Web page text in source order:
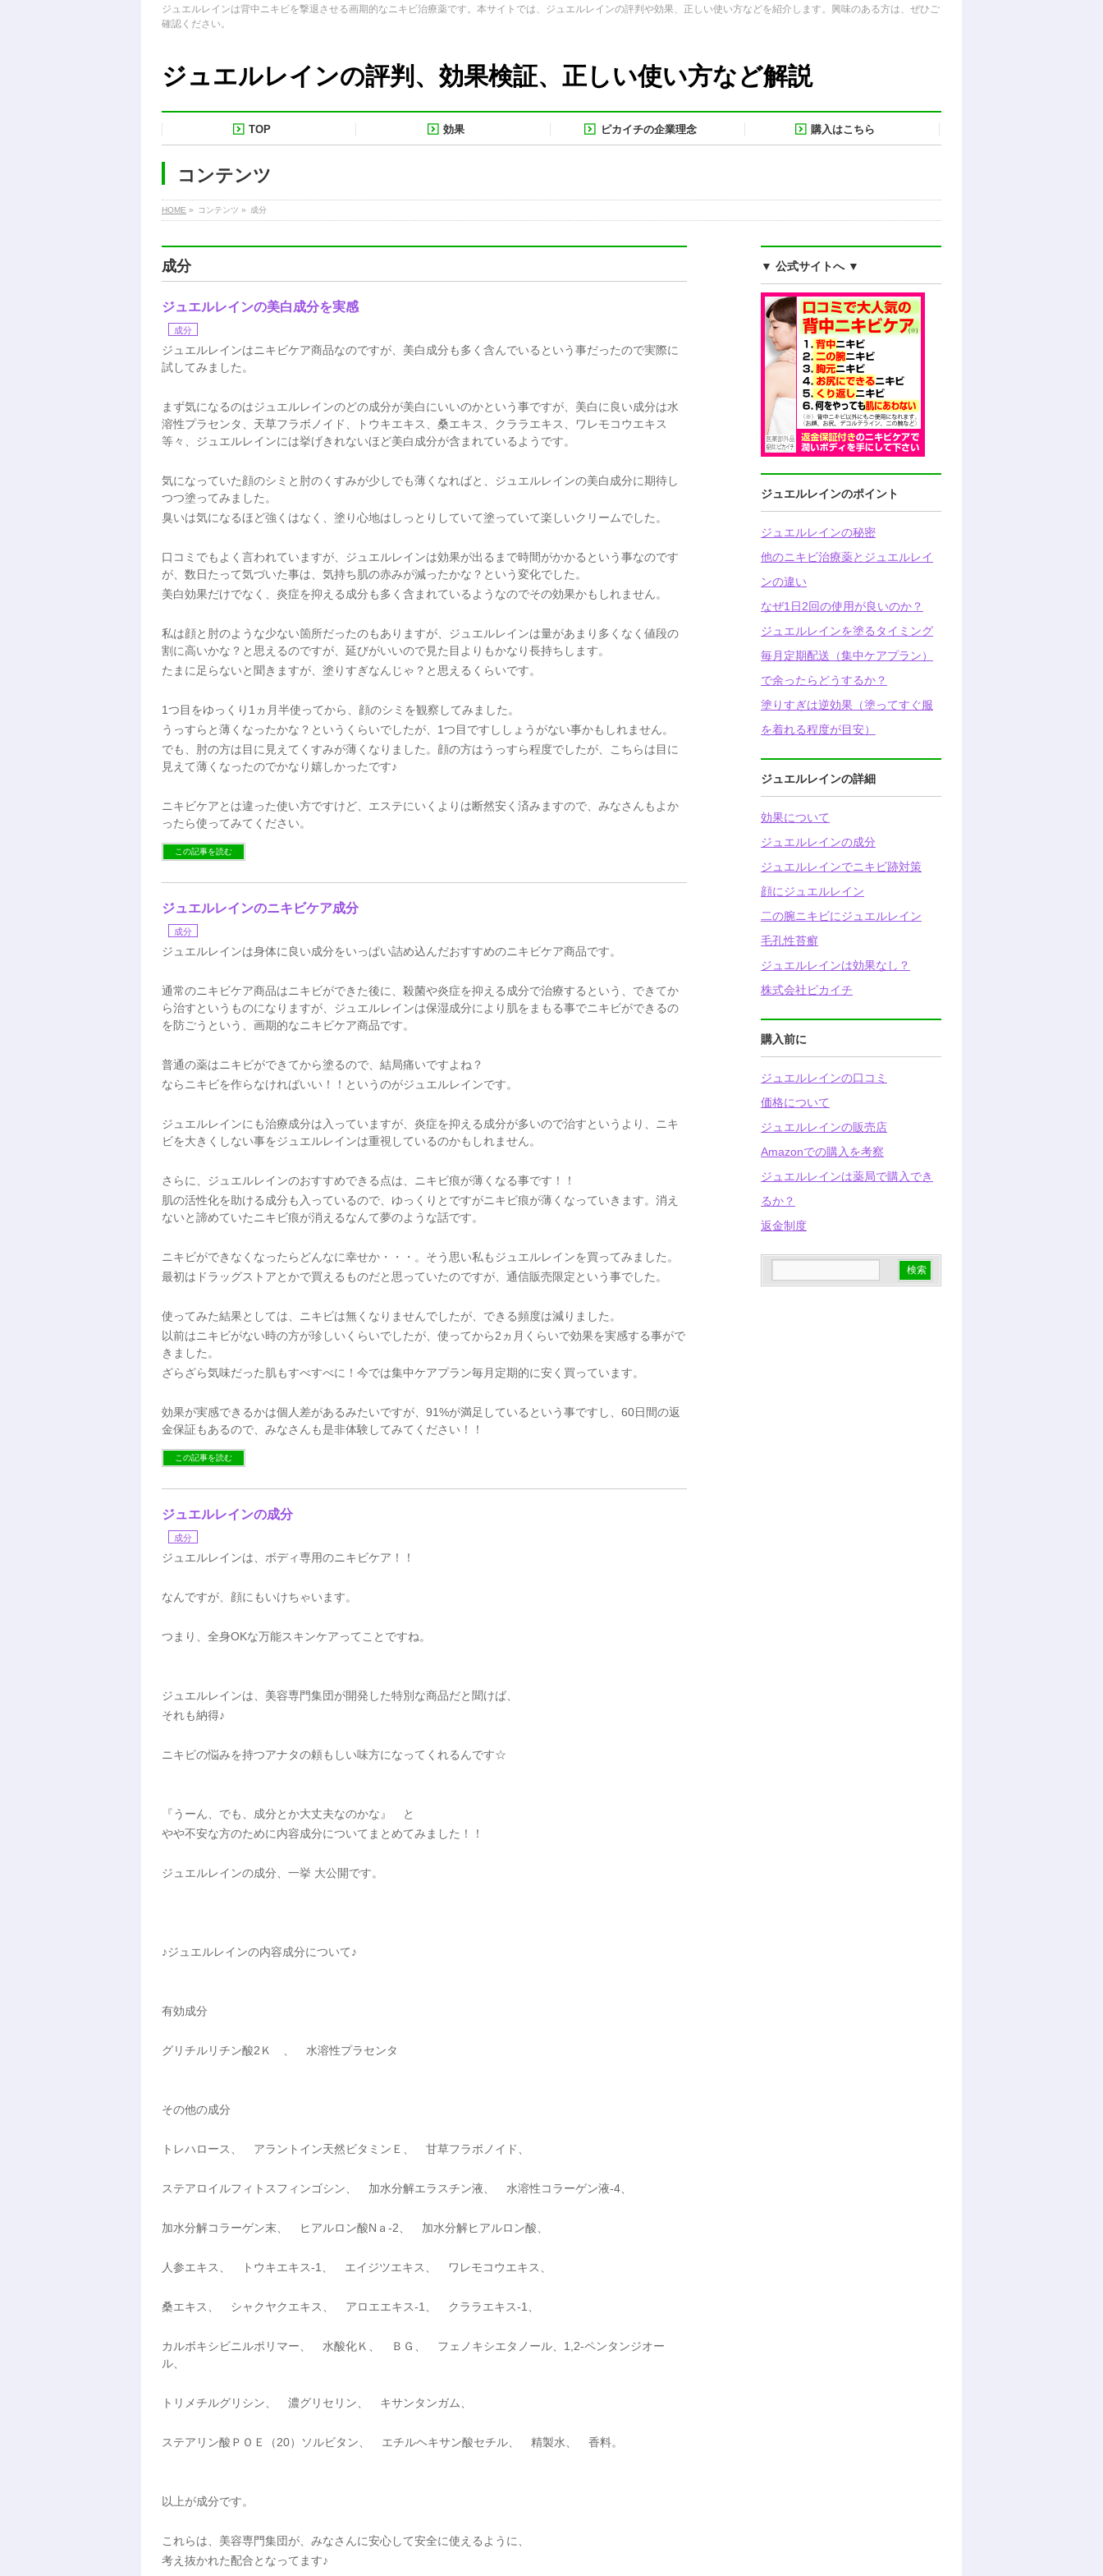
ジュエルレインは背中ニキビを撃退させる画期的なニキビ治療薬です。本サイトでは、ジュエルレインの評判や効果、正しい使い方などを紹介します。興味のある方は、ぜひご
確認ください。
ジュエルレインの評判、効果検証、正しい使い方など解説
TOP 効果 ピカイチの企業理念 購入はこちら
コンテンツ
HOME » コンテンツ » 成分
成分
ジュエルレインの美白成分を実感
成分
ジュエルレインはニキビケア商品なのですが、美白成分も多く含んでいるという事だったので実際に
試してみました。
まず気になるのはジュエルレインのどの成分が美白にいいのかという事ですが、美白に良い成分は水
溶性プラセンタ、天草フラボノイド、トウキエキス、桑エキス、クララエキス、ワレモコウエキス
等々、ジュエルレインには挙げきれないほど美白成分が含まれているようです。
気になっていた顔のシミと肘のくすみが少しでも薄くなればと、ジュエルレインの美白成分に期待し
つつ塗ってみました。
臭いは気になるほど強くはなく、塗り心地はしっとりしていて塗っていて楽しいクリームでした。
口コミでもよく言われていますが、ジュエルレインは効果が出るまで時間がかかるという事なのです
が、数日たって気づいた事は、気持ち肌の赤みが減ったかな？という変化でした。
美白効果だけでなく、炎症を抑える成分も多く含まれているようなのでその効果かもしれません。
私は顔と肘のような少ない箇所だったのもありますが、ジュエルレインは量があまり多くなく値段の
割に高いかな？と思えるのですが、延びがいいので見た目よりもかなり長持ちします。
たまに足らないと聞きますが、塗りすぎなんじゃ？と思えるくらいです。
1つ目をゆっくり1ヵ月半使ってから、顔のシミを観察してみました。
うっすらと薄くなったかな？というくらいでしたが、1つ目ですししょうがない事かもしれません。
でも、肘の方は目に見えてくすみが薄くなりました。顔の方はうっすら程度でしたが、こちらは目に
見えて薄くなったのでかなり嬉しかったです♪
ニキビケアとは違った使い方ですけど、エステにいくよりは断然安く済みますので、みなさんもよか
ったら使ってみてください。
この記事を読む
ジュエルレインのニキビケア成分
成分
ジュエルレインは身体に良い成分をいっぱい詰め込んだおすすめのニキビケア商品です。
通常のニキビケア商品はニキビができた後に、殺菌や炎症を抑える成分で治療するという、できてか
ら治すというものになりますが、ジュエルレインは保湿成分により肌をまもる事でニキビができるの
を防ごうという、画期的なニキビケア商品です。
普通の薬はニキビができてから塗るので、結局痛いですよね？
ならニキビを作らなければいい！！というのがジュエルレインです。
ジュエルレインにも治療成分は入っていますが、炎症を抑える成分が多いので治すというより、ニキ
ビを大きくしない事をジュエルレインは重視しているのかもしれません。
さらに、ジュエルレインのおすすめできる点は、ニキビ痕が薄くなる事です！！
肌の活性化を助ける成分も入っているので、ゆっくりとですがニキビ痕が薄くなっていきます。消え
ないと諦めていたニキビ痕が消えるなんて夢のような話です。
ニキビができなくなったらどんなに幸せか・・・。そう思い私もジュエルレインを買ってみました。
最初はドラッグストアとかで買えるものだと思っていたのですが、通信販売限定という事でした。
使ってみた結果としては、ニキビは無くなりませんでしたが、できる頻度は減りました。
以前はニキビがない時の方が珍しいくらいでしたが、使ってから2ヵ月くらいで効果を実感する事がで
きました。
ざらざら気味だった肌もすべすべに！今では集中ケアプラン毎月定期的に安く買っています。
効果が実感できるかは個人差があるみたいですが、91%が満足しているという事ですし、60日間の返
金保証もあるので、みなさんも是非体験してみてください！！
この記事を読む
ジュエルレインの成分
成分
ジュエルレインは、ボディ専用のニキビケア！！
なんですが、顔にもいけちゃいます。
つまり、全身OKな万能スキンケアってことですね。
ジュエルレインは、美容専門集団が開発した特別な商品だと聞けば、
それも納得♪
ニキビの悩みを持つアナタの頼もしい味方になってくれるんです☆
『うーん、でも、成分とか大丈夫なのかな』 と
やや不安な方のために内容成分についてまとめてみました！！
ジュエルレインの成分、一挙 大公開です。
♪ジュエルレインの内容成分について♪
有効成分
グリチルリチン酸2Ｋ 、 水溶性プラセンタ
その他の成分
トレハロース、 アラントイン天然ビタミンＥ、 甘草フラボノイド、
ステアロイルフィトスフィンゴシン、 加水分解エラスチン液、 水溶性コラーゲン液-4、
加水分解コラーゲン末、 ヒアルロン酸Nａ-2、 加水分解ヒアルロン酸、
人参エキス、 トウキエキス-1、 エイジツエキス、 ワレモコウエキス、
桑エキス、 シャクヤクエキス、 アロエエキス-1、 クララエキス-1、
カルボキシビニルポリマー、 水酸化Ｋ、 ＢＧ、 フェノキシエタノール、1,2-ペンタンジオー
ル、
トリメチルグリシン、 濃グリセリン、 キサンタンガム、
ステアリン酸ＰＯＥ（20）ソルビタン、 エチルヘキサン酸セチル、 精製水、 香料。
以上が成分です。
これらは、美容専門集団が、みなさんに安心して安全に使えるように、
考え抜かれた配合となってます♪
▼ 公式サイトへ ▼
ジュエルレインのポイント
ジュエルレインの秘密
他のニキビ治療薬とジュエルレイ
ンの違い
なぜ1日2回の使用が良いのか？
ジュエルレインを塗るタイミング
毎月定期配送（集中ケアプラン）
で余ったらどうするか？
塗りすぎは逆効果（塗ってすぐ服
を着れる程度が目安）
ジュエルレインの詳細
効果について
ジュエルレインの成分
ジュエルレインでニキビ跡対策
顔にジュエルレイン
二の腕ニキビにジュエルレイン
毛孔性苔癬
ジュエルレインは効果なし？
株式会社ピカイチ
購入前に
ジュエルレインの口コミ
価格について
ジュエルレインの販売店
Amazonでの購入を考察
ジュエルレインは薬局で購入でき
るか？
返金制度